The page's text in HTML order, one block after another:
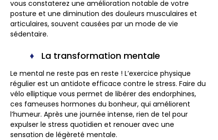
vous constaterez une amélioration notable de votre
posture et une diminution des douleurs musculaires et
articulaires, souvent causées par un mode de vie
sédentaire.
La transformation mentale
Le mental ne reste pas en reste ! L’exercice physique
régulier est un antidote efficace contre le stress. Faire du
vélo elliptique vous permet de libérer des endorphines,
ces fameuses hormones du bonheur, qui améliorent
l’humeur. Après une journée intense, rien de tel pour
expulser le stress quotidien et renouer avec une
sensation de légèreté mentale.